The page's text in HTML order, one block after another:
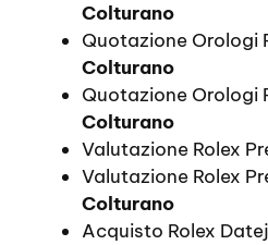
Colturano
Quotazione Orologi
Colturano
Quotazione Orologi
Colturano
Valutazione Rolex
Valutazione Rolex
Colturano
Acquisto Rolex